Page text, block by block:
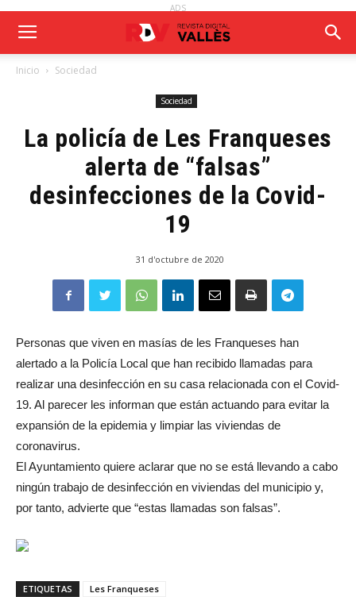
ADS
Inicio Sociedad
Sociedad
La policía de Les Franqueses
alerta de “falsas”
desinfecciones de la Covid-
19
31 d'octubre de 2020
Personas que viven en masías de les Franqueses han
alertado a la Policía Local que han recibido llamadas para
realizar una desinfección en su casa relacionada con el Covid-
19. Al parecer les informan que están actuando para evitar la
expansión de la epidemia y limpiar las viviendas de
coronavirus.
El Ayuntamiento quiere aclarar que no se está llevando a cabo
ningún trabajo de desinfección en viviendas del municipio y,
por tanto, advierte que “estas llamadas son falsas”.
ETIQUETAS Les Franqueses